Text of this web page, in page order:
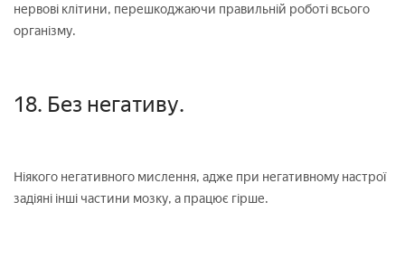
нервові клітини, перешкоджаючи правильній роботі всього
організму.
18. Без негативу.
Ніякого негативного мислення, адже при негативному настрої
задіяні інші частини мозку, а працює гірше.